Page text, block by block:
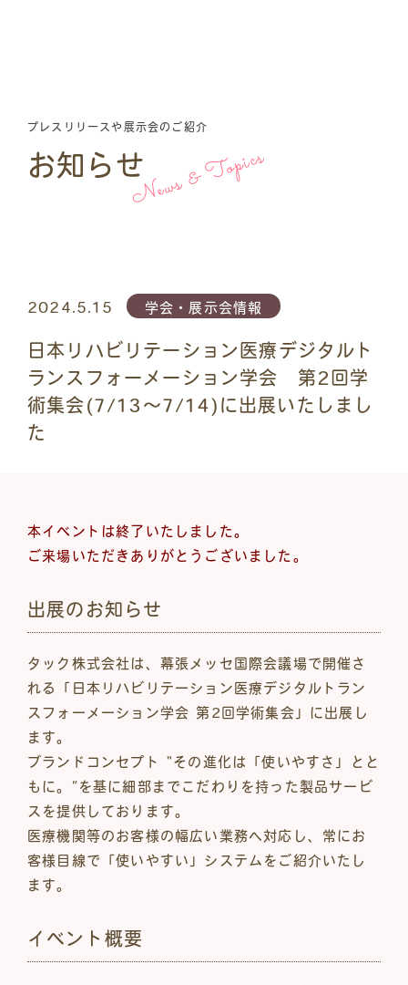
プレスリリースや展示会のご紹介
お知らせNews & Topics
2024.5.15 学会・展示会情報
日本リハビリテーション医療デジタルト
ランスフォーメーション学会 第2回学
術集会(7/13～7/14)に出展いたしまし
た
本イベントは終了いたしました。
ご来場いただきありがとうございました。
出展のお知らせ
タック株式会社は、幕張メッセ国際会議場で開催さ
れる「日本リハビリテーション医療デジタルトラン
スフォーメーション学会 第2回学術集会」に出展し
ます。
ブランドコンセプト “その進化は「使いやすさ」とと
もに。”を基に細部までこだわりを持った製品サービ
スを提供しております。
医療機関等のお客様の幅広い業務へ対応し、常にお
客様目線で「使いやすい」システムをご紹介いたし
ます。
イベント概要